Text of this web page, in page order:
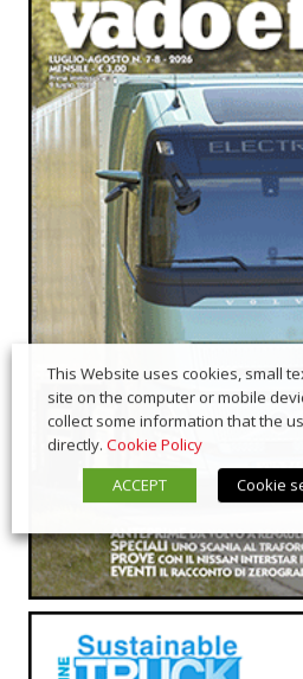
This Website uses cookies, small
site on the computer or mobile
collect some information that the
directly. Cookie Policy
ACCEPT
Cookie